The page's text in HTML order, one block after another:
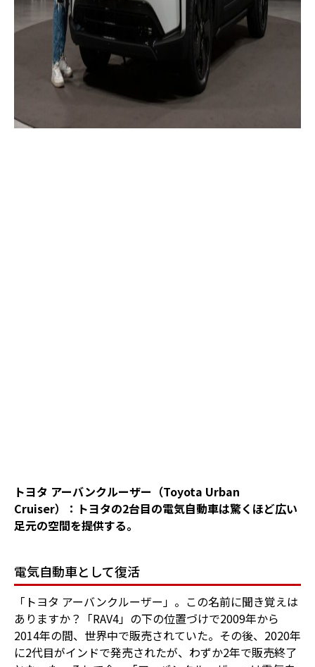
トヨタ アーバンクルーザー（Toyota Urban
Cruiser）：トヨタの2台目の電気自動車は驚くほど広い
足元の空間を提供する。
電気自動車として復活
「トヨタ アーバンクルーザー」。この名前に聞き覚えは
ありますか？「RAV4」の下の位置づけで2009年から
2014年の間、世界中で販売されていた。その後、2020年
に2代目がインドで発売されたが、わずか2年で販売終了